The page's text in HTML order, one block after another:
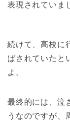
表現されていま
続けて、高校に
ばされていたと
よ。
最終的には、泣
うなのですが、